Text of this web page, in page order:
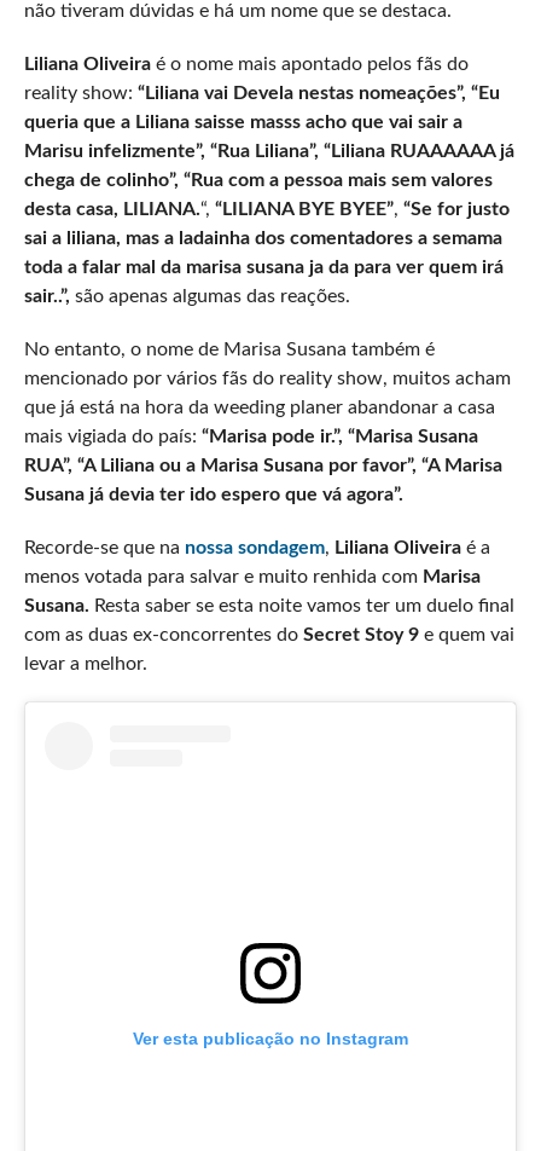
não tiveram dúvidas e há um nome que se destaca.
Liliana Oliveiraé o nome mais apontado pelos fãs do
reality show: “Liliana vai Devela nestas nomeações”, “Eu
queria que a Liliana saisse masss acho que vai sair a
Marisu infelizmente”, “Rua Liliana”, “Liliana RUAAAAAA já
chega de colinho”, “Rua com a pessoa mais sem valores
desta casa, LILIANA.“, “LILIANA BYE BYEE”, “Se for justo
sai a liliana, mas a ladainha dos comentadores a semama
toda a falar mal da marisa susana ja da para ver quem irá
sair..”, são apenas algumas das reações.
No entanto, o nome de Marisa Susana também é
mencionado por vários fãs do reality show, muitos acham
que já está na hora da weeding planer abandonar a casa
mais vigiada do país: “Marisa pode ir.”, “Marisa Susana
RUA”, “A Liliana ou a Marisa Susana por favor”, “A Marisa
Susana já devia ter ido espero que vá agora”.
Recorde-se que na nossa sondagem, Liliana Oliveira é a
menos votada para salvar e muito renhida com Marisa
Susana. Resta saber se esta noite vamos ter um duelo final
com as duas ex-concorrentes do Secret Stoy 9 e quem vai
levar a melhor.
Ver esta publicação no Instagram